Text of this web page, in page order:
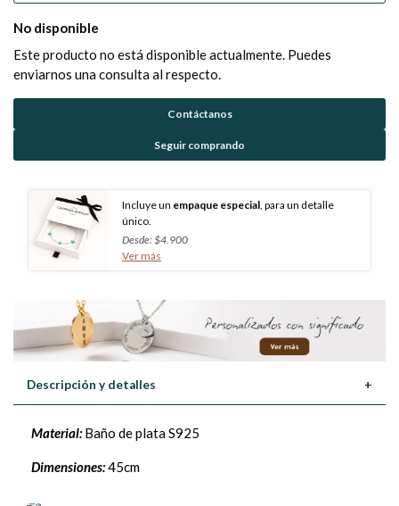
No disponible
Este producto no está disponible actualmente. Puedes
enviarnos una consulta al respecto.
Contáctanos
Seguir comprando
Incluye un empaque especial , para un detalle
único.
Desde: $4.900
Ver más
Descripción y detalles +
Material:Baño de plata S925
Dimensiones:45cm